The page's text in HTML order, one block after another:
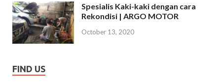
Spesialis Kaki-kaki dengan cara
Rekondisi | ARGO MOTOR
October 13, 2020
FIND US